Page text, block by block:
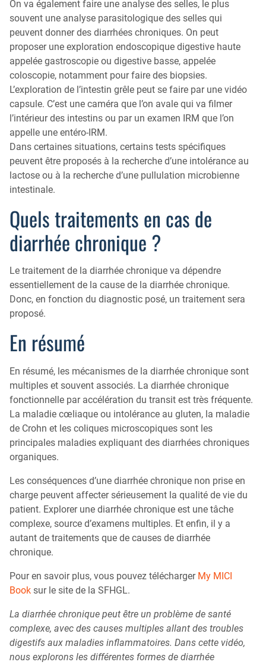
On va également faire une analyse des selles, le plus
souvent une analyse parasitologique des selles qui
peuvent donner des diarrhées chroniques. On peut
proposer une exploration endoscopique digestive haute
appelée gastroscopie ou digestive basse, appelée
coloscopie, notamment pour faire des biopsies.
L’exploration de l’intestin grêle peut se faire par une vidéo
capsule. C’est une caméra que l’on avale qui va filmer
l’intérieur des intestins ou par un examen IRM que l’on
appelle une entéro-IRM.
Dans certaines situations, certains tests spécifiques
peuvent être proposés à la recherche d’une intolérance au
lactose ou à la recherche d’une pullulation microbienne
intestinale.
Quels traitements en cas de
diarrhée chronique ?
Le traitement de la diarrhée chronique va dépendre
essentiellement de la cause de la diarrhée chronique.
Donc, en fonction du diagnostic posé, un traitement sera
proposé.
En résumé
En résumé, les mécanismes de la diarrhée chronique sont
multiples et souvent associés. La diarrhée chronique
fonctionnelle par accélération du transit est très fréquente.
La maladie cœliaque ou intolérance au gluten, la maladie
de Crohn et les coliques microscopiques sont les
principales maladies expliquant des diarrhées chroniques
organiques.
Les conséquences d’une diarrhée chronique non prise en
charge peuvent affecter sérieusement la qualité de vie du
patient. Explorer une diarrhée chronique est une tâche
complexe, source d’examens multiples. Et enfin, il y a
autant de traitements que de causes de diarrhée
chronique.
Pour en savoir plus, vous pouvez télécharger My MICI
Book sur le site de la SFHGL.
La diarrhée chronique peut être un problème de santé
complexe, avec des causes multiples allant des troubles
digestifs aux maladies inflammatoires. Dans cette vidéo,
nous explorons les différentes formes de diarrhée